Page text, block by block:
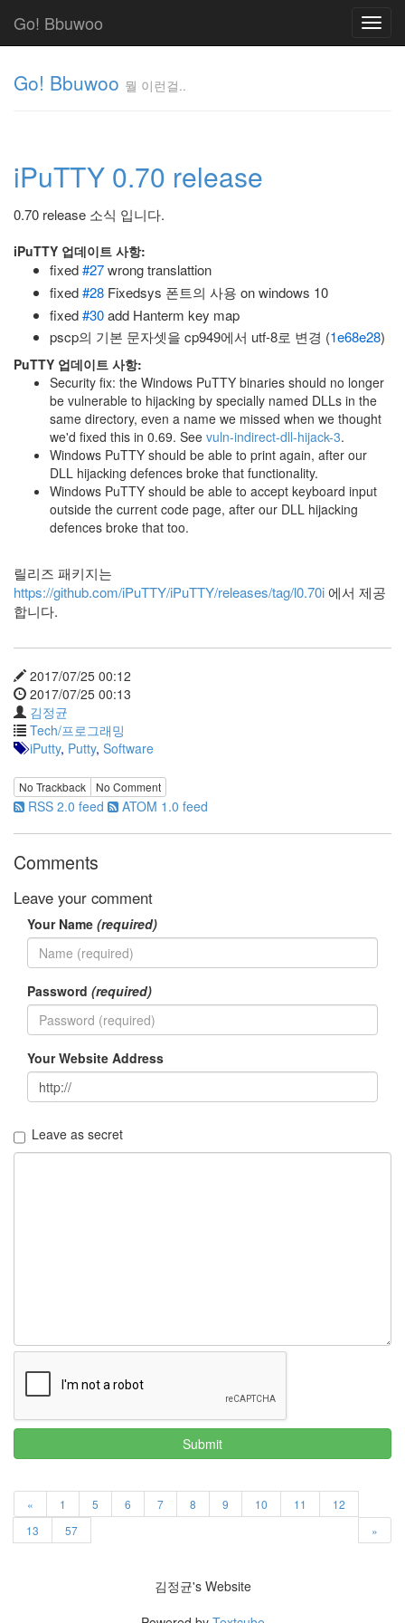
Go! Bbuwoo
Go! Bbuwoo 뭘 이런걸..
iPuTTY 0.70 release
0.70 release 소식 입니다.
iPuTTY 업데이트 사항:
fixed#27wrong translattion
fixed#28 Fixedsys 폰트의 사용 on windows 10
fixed#30add Hanterm key map
pscp의 기본 문자셋을 cp949에서 utf-8로 변경 (1e68e28)
PuTTY 업데이트 사항:
Security fix: the Windows PuTTY binaries should no longer
be vulnerable to hijacking by specially named DLLs in the
same directory, even a name we missed when we thought
we'd fixed this in 0.69. See vuln-indirect-dll-hijack-3.
Windows PuTTY should be able to print again, after our
DLL hijacking defences broke that functionality.
Windows PuTTY should be able to accept keyboard input
outside the current code page, after our DLL hijacking
defences broke that too.
릴리즈 패키지는
https://github.com/iPuTTY/iPuTTY/releases/tag/l0.70i 에서 제공
합니다.
2017/07/25 00:12
2017/07/25 00:13
김정균
Tech/프로그래밍
iPutty, Putty, Software
No Trackback No Comment
RSS 2.0 feed ATOM 1.0 feed
Comments
Leave your comment
Your Name (required)
Password (required)
Your Website Address
Leave as secret
Submit
« 1 5 6 7 8 9 10 11
12
13
57 »
걸..
김
균
Cloud
녕
AnNyung
Firefox
군
이
표
iPutty
AnNyung
LInux
불
우
Notices
Find!
Categories
192
주
절
30
이
둘
째
눅
스
로
래
57
Mozilla
23
김정균's Website